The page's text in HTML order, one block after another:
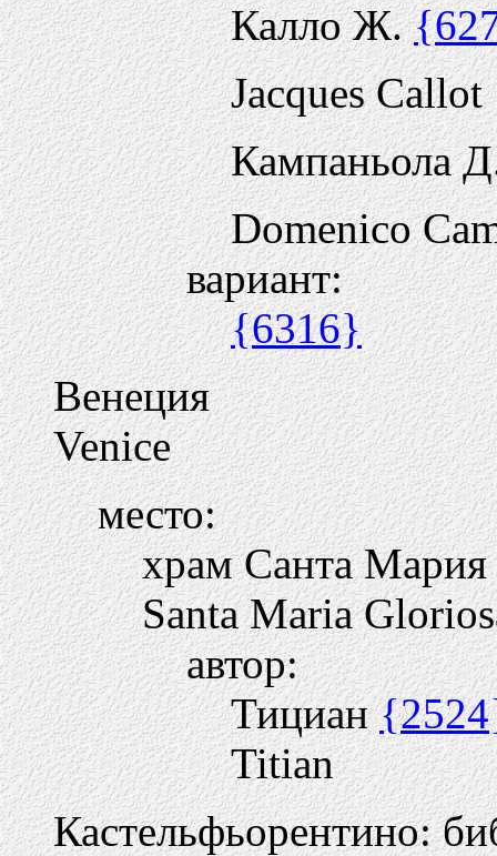
Калло Ж.
Jacques Callot
Кампаньола
Domenico
вариант:
{6316}
Венеция
Venice
место:
храм Санта
Santa Maria
автор:
Тициан
Titian
Кастельфьорентино: